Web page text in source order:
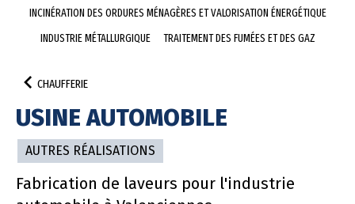
INCINÉRATION DES ORDURES MÉNAGÈRES ET VALORISATION ÉNERGÉTIQUE
INDUSTRIE MÉTALLURGIQUE
TRAITEMENT DES FUMÉES ET DES GAZ
CHAUFFERIE
USINE AUTOMOBILE
AUTRES RÉALISATIONS
Fabrication de laveurs pour l'industrie